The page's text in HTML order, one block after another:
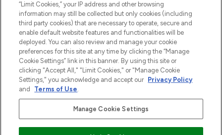
BEDRIJFSINFORMATIE
OVER LOOKFANTASTIC
Betaal veilig met
“Limit Cookies,” your IP address and other browsing
information may still be collected but only cookies (including
third party cookies) that are necessary to operate, secure and
enable default website features and functionalities will be
deployed. You can also review and manage your cookie
preferences for this site at any time by clicking the “Manage
Cookie Settings” link in this banner. By using this site or
clicking "Accept All," "Limit Cookies," or "Manage Cookie
Settings," you acknowledge and accept our Privacy Policy
and
Terms of Use.
Manage Cookie Settings